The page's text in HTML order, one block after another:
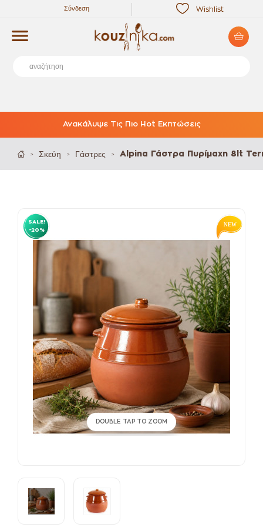
Wishlist
Σύνδεση
Ανακάλυψε Τις Πιο Hot Εκπτώσεις
> Σκεύη > Γάστρες > Alpina Γάστρα Πυρίμαχη 8lt
SALE!
-20%
DOUBLE TAP TO ZOOM